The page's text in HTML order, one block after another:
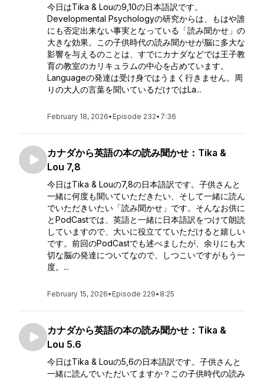
今日はTika & Louの9,10の日本語訳です。
Developmental Psychologyの研究からは、もはや誰
にも否定出来ない事実となっている「読み聞かせ」の
大きな効果。この子供時代の読み聞かせが脳に多大な
影響を与えるのことは、すでにカナダなどでは王子教
育の教室のカリキュラムの中心を占めています。
Languageの発達は受け身ではうまく行きません。周
りの大人の言葉を聞いているだけではLa...
February 18, 2026• Episode 232• 7:36
カナダから英語の本の読み聞かせ：Tika &
Lou 7,8
今日はTika & Louの7,8の日本語訳です。子供さんと
一緒に何度も聞いていただきたい、そして一緒に読ん
でいただきいたい「読み聞かせ」です。そんなお供に
とPodCastでは、英語と一緒に日本語訳をつけて朗読
していますので、大いに役立てていただけると嬉しい
です。前回のPodCastでも述べましたが、余りにも大
切な脳の発達についてなので、しつこいですがもう一
度。...
February 15, 2026• Episode 229• 8:25
カナダから英語の本の読み聞かせ：Tika &
Lou 5.6
今日はTika & Louの5,6の日本語訳です。子供さんと
一緒に読んでいただいてますか？この子供時代の読み